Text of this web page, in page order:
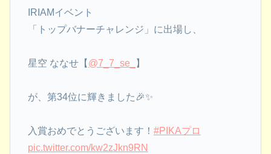
IRIAMイベント
「トップバナーチャレンジ」に出場し、
星空 ななせ【 @7_7_se_ 】
が、第34位に輝きました🎉✨
入賞おめでとうございます！ #PIKAプロ
pic.twitter.com/kw2zJkn9RN